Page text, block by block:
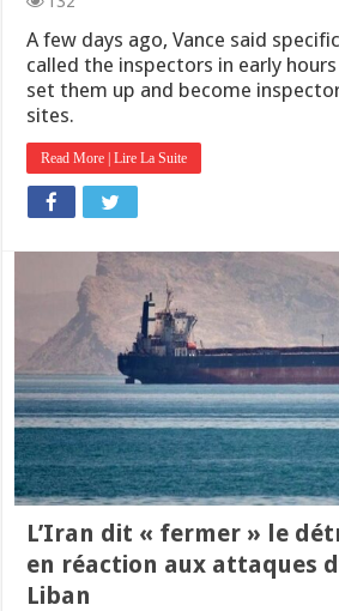
A few days ago, Vance said
called the inspectors in early
set them up and become
sites.
Read More | Lire La Suite
L’Iran dit « fermer » le
en réaction aux attaques
Liban